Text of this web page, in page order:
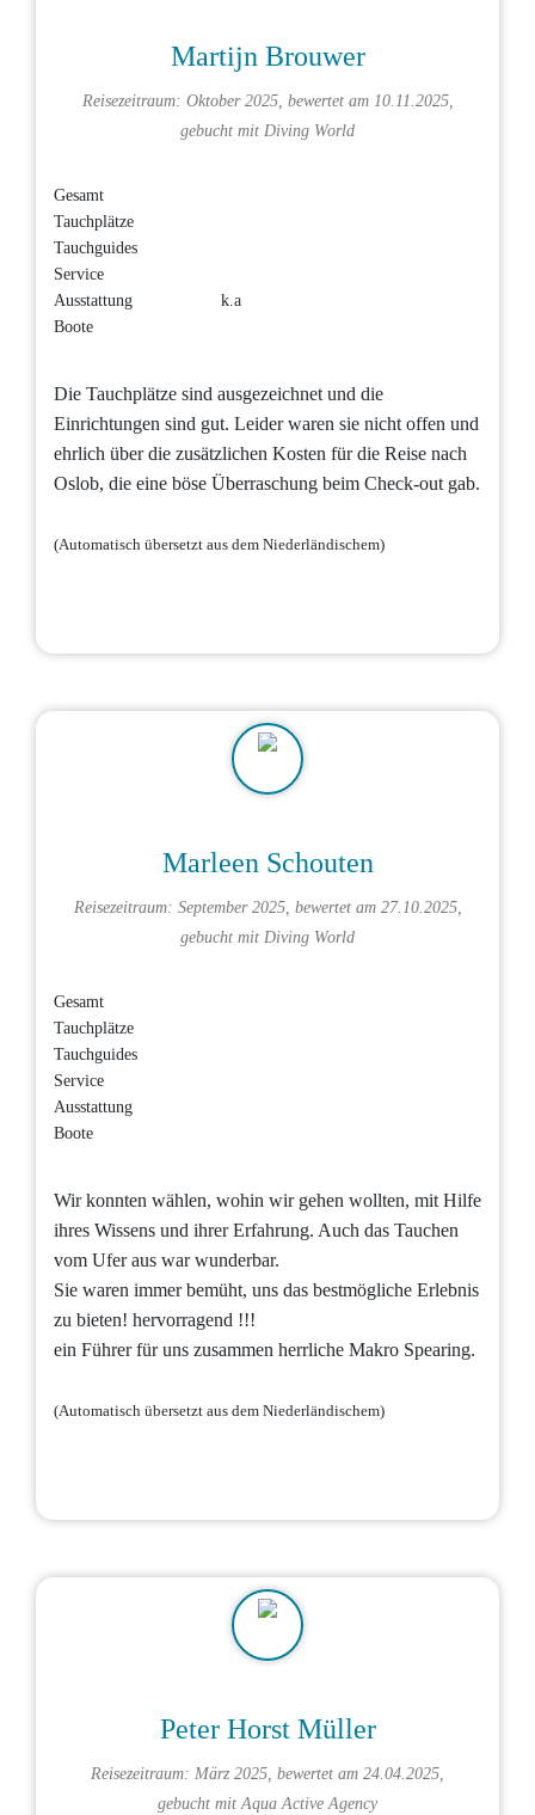
Martijn Brouwer
Reisezeitraum: Oktober 2025, bewertet am 10.11.2025,
gebucht mit Diving World
Gesamt
Tauchplätze
Tauchguides
Service
Ausstattung
k.a
Boote
Die Tauchplätze sind ausgezeichnet und die
Einrichtungen sind gut. Leider waren sie nicht offen und
ehrlich über die zusätzlichen Kosten für die Reise nach
Oslob, die eine böse Überraschung beim Check-out gab.
(Automatisch übersetzt aus dem Niederländischem)
Marleen Schouten
Reisezeitraum: September 2025, bewertet am 27.10.2025,
gebucht mit Diving World
Gesamt
Tauchplätze
Tauchguides
Service
Ausstattung
Boote
Wir konnten wählen, wohin wir gehen wollten, mit Hilfe
ihres Wissens und ihrer Erfahrung. Auch das Tauchen
vom Ufer aus war wunderbar.
Sie waren immer bemüht, uns das bestmögliche Erlebnis
zu bieten! hervorragend !!!
ein Führer für uns zusammen herrliche Makro Spearing.
(Automatisch übersetzt aus dem Niederländischem)
Peter Horst Müller
Reisezeitraum: März 2025, bewertet am 24.04.2025,
gebucht mit Aqua Active Agency